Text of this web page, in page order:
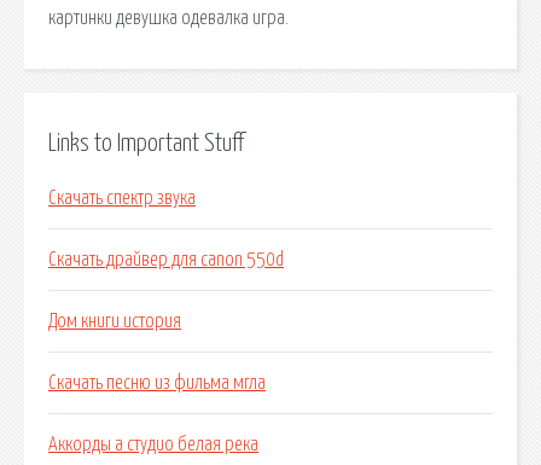
картинки девушка одевалка игра.
Links to Important Stuff
Скачать спектр звука
Скачать драйвер для canon 550d
Дом книги история
Скачать песню из фильма мгла
Аккорды а студио белая река